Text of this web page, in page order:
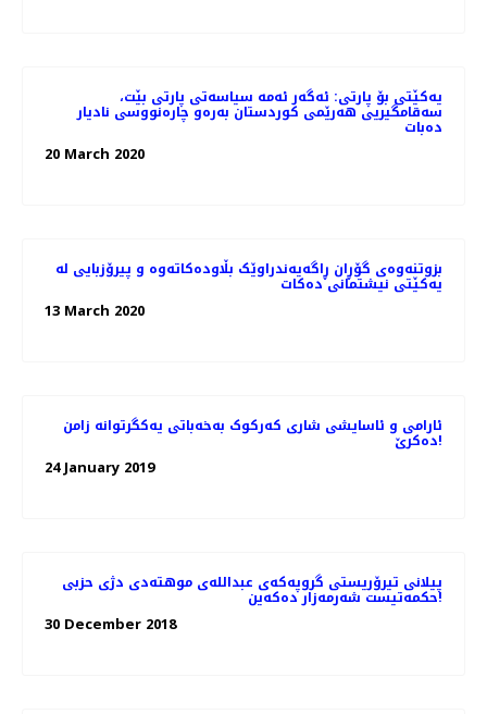
یەکێتی بۆ پارتی: ئەگەر ئەمە سیاسەتی پارتی بێت،
سه‌قامگیریی هه‌رێمی كوردستان به‌ره‌و چاره‌نووسی نادیار
ده‌بات
20 March 2020
بزوتنەوەی گۆڕان ڕاگەیەندراوێک بڵاودەکاتەوە و پیرۆزبایی لە
یەکێتی نیشتمانی دەکات
13 March 2020
ئارامی و ئاسایشی ‌شاری که‌رکو‌ک به‌خه‌باتی یه‌کگرتوانه‌ زامن
ده‌کرێ!
24 January 2019
پیلانی تیرۆریستی گروپەکەی عبداللەی موهتەدی دژی حزبی
حکمەتیست شەرمەزار دەکەین!
30 December 2018